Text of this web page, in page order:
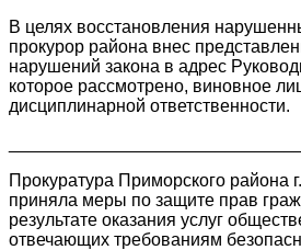
В целях восстановления
прокурор района внес
нарушений закона в адрес
которое рассмотрено, виновное
дисциплинарной ответственности.
Прокуратура Приморского района
приняла меры по защите прав
результате оказания услуг
отвечающих требованиям